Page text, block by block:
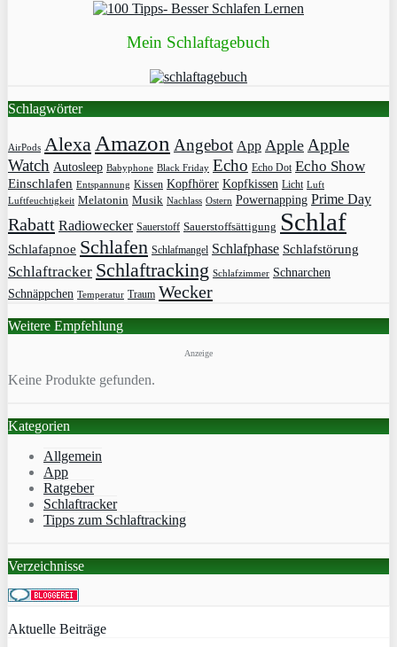
Mein Schlaftagebuch
Schlagwörter
AirPods Alexa Amazon Angebot App Apple Apple
Watch Autosleep Babyphone Black Friday Echo Echo Dot Echo Show
Einschlafen Entspannung Kissen Kopfhörer Kopfkissen Licht Luft
Luftfeuchtigkeit Melatonin Musik Nachlass Ostern Powernapping Prime Day
Rabatt Radiowecker Sauerstoff Sauerstoffsättigung Schlaf
Schlafapnoe Schlafen Schlafmangel Schlafphase Schlafstörung
Schlaftracker Schlaftracking Schlafzimmer Schnarchen
Schnäppchen Temperatur Traum Wecker
Weitere Empfehlung
Anzeige
Keine Produkte gefunden.
Kategorien
Allgemein
App
Ratgeber
Schlaftracker
Tipps zum Schlaftracking
Verzeichnisse
Aktuelle Beiträge